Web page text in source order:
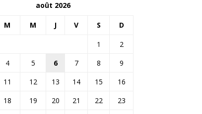
août 2026
M M J V S D
1
2
4 5 6 7 8
9
11 12 13 14 15
16
18 19 20 21 22
23